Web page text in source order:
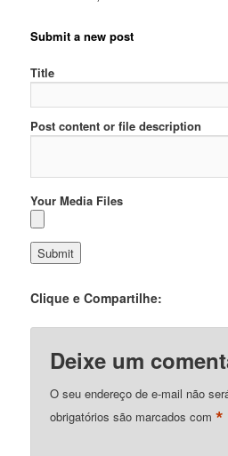
Submit a new post
Title
Post content or file description
Your Media Files
Clique e Compartilhe:
Deixe um
O seu endereço de e-mail não
obrigatórios são marcados com*